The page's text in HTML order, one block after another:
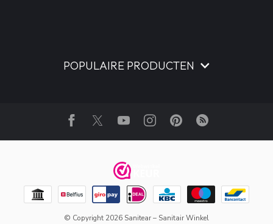
POPULAIRE PRODUCTEN
© Copyright 2026 Sanitear – Sanitair Winkel